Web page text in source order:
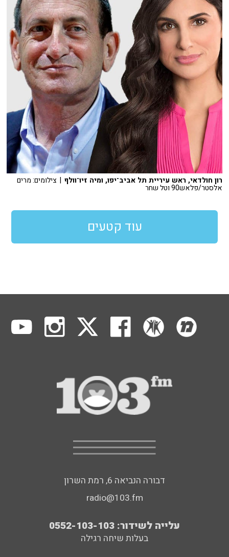
רון חולדאי, ראש עיריית תל אביב־יפו, ומיה זיו־וולף | צילומים: מרים
אלסטר/פלאש90 וטל שחר
עוד קטעים
דבורה הנביאה 6, רמת השרון
radio@103.fm
עלייה לשידור: 0552-103-103
בעלות שיחה רגילה